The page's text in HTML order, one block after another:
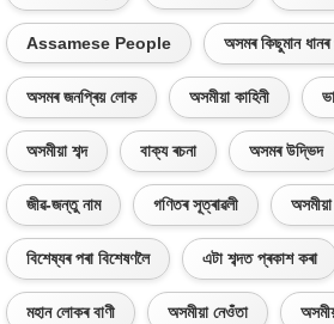
Assamese People অসমৰ কিছুমান ধানৰ
অসমৰ জনপ্ৰিয় লোক অসমীয়া কাহিনী
অসমীয়া শব্দ বাক্য ৰচনা অসমৰ উদ্ভিদ
জীৱ-জন্তু নাম গণিতৰ সূত্ৰাৱলী
বিশেষ্যৰ পৰা বিশেষণলৈ এটা শব্দত প্ৰকাশ কৰা
মহান লোকৰ বাণী অসমীয়া নেওঁতা